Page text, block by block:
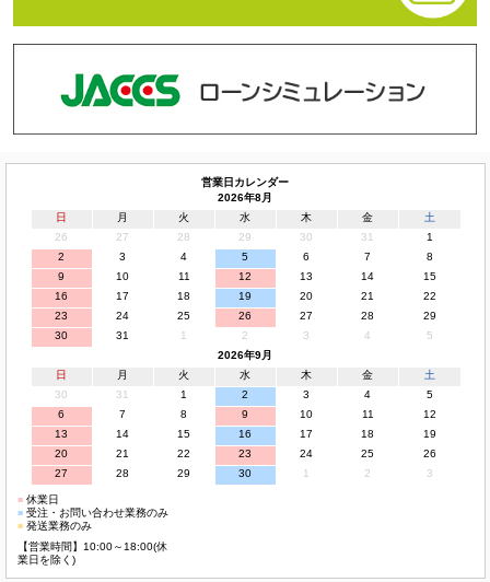
営業日カレンダー
2026年8月
日
月 火 水 木 金
土
26
27 28 29 30 31
1
2
3 4 5 6 7
8
9
10 11 12 13 14
15
16
17 18 19 20 21
22
23
24 25 26 27 28
29
30
31 1 2 3 4
5
2026年9月
日
月 火 水 木 金
土
30
31 1 2 3 4
5
6
7 8 9 10 11
12
13
14 15 16 17 18
19
20
21 22 23 24 25
26
27
28 29 30 1 2 3
■休業日
■受注・お問い合わせ業務のみ
■発送業務のみ
【営業時間】10:00～18:00(休
業日を除く)